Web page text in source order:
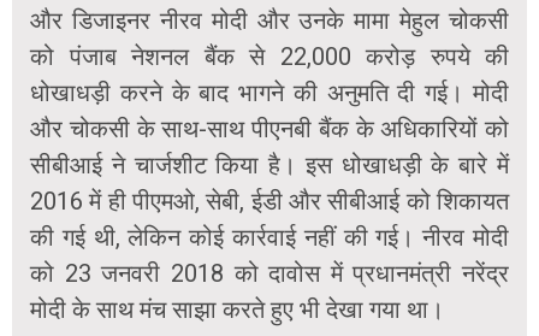
और डिजाइनर नीरव मोदी और उनके मामा मेहुल चोकसी
को पंजाब नेशनल बैंक से 22,000 करोड़ रुपये की
धोखाधड़ी करने के बाद भागने की अनुमति दी गई। मोदी
और चोकसी के साथ-साथ पीएनबी बैंक के अधिकारियों को
सीबीआई ने चार्जशीट किया है। इस धोखाधड़ी के बारे में
2016 में ही पीएमओ, सेबी, ईडी और सीबीआई को शिकायत
की गई थी, लेकिन कोई कार्रवाई नहीं की गई। नीरव मोदी
को 23 जनवरी 2018 को दावोस में प्रधानमंत्री नरेंद्र
मोदी के साथ मंच साझा करते हुए भी देखा गया था।